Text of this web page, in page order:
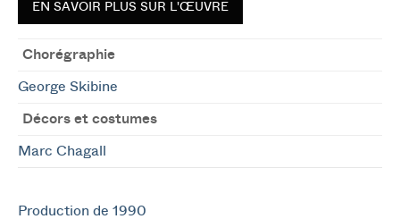
EN SAVOIR PLUS SUR L'ŒUVRE
Chorégraphie
George Skibine
Décors et costumes
Marc Chagall
Production de 1990